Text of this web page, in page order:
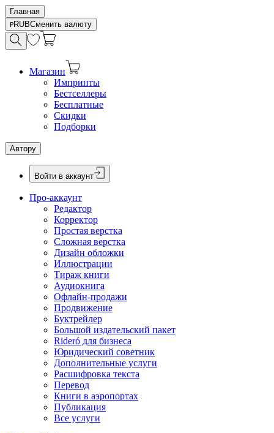
Главная
RUBСменить валюту
Магазин
Импринты
Бестселлеры
Бесплатные
Скидки
Подборки
Автору
Войти в аккаунт
Про-аккаунт
Редактор
Корректор
Простая верстка
Сложная верстка
Дизайн обложки
Иллюстрации
Тираж книги
Аудиокнига
Офлайн-продажи
Продвижение
Буктрейлер
Большой издательский пакет
Rideró для бизнеса
Юридический советник
Дополнительные услуги
Расшифровка текста
Перевод
Книги в аэропортах
Публикация
Все услуги